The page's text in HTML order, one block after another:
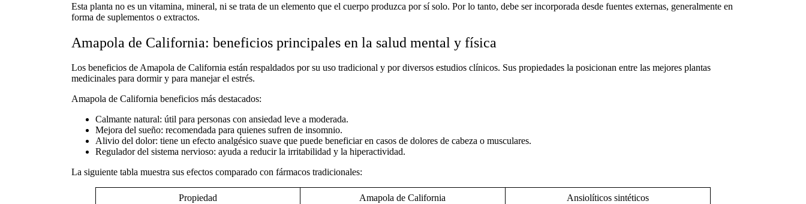
Esta planta no es un vitamina, mineral, ni se trata de un elemento que el cuerpo produzca por sí solo. Por lo tanto, debe ser incorporada desde fuentes externas, generalmente en
forma de suplementos o extractos.
Amapola de California: beneficios principales en la salud mental y física
Los beneficios de Amapola de Californiaestán respaldados por su uso tradicional y por diversos estudios clínicos. Sus propiedades la posicionan entre las mejores plantas
medicinales para dormiry para manejar el estrés.
Amapola de California beneficios más destacados:
Calmante natural: útil para personas con ansiedad leve a moderada.
Mejora del sueño: recomendada para quienes sufren de insomnio.
Alivio del dolor: tiene un efecto analgésico suave que puede beneficiar en casos de dolores de cabeza o musculares.
Regulador del sistema nervioso: ayuda a reducir la irritabilidad y la hiperactividad.
La siguiente tabla muestra sus efectos comparado con fármacos tradicionales:
Propiedad Amapola de California Ansiolíticos sintéticos